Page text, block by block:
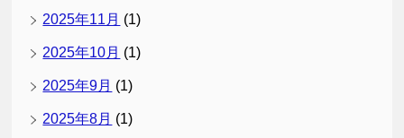
2025年11月 (1)
2025年10月 (1)
2025年9月 (1)
2025年8月 (1)